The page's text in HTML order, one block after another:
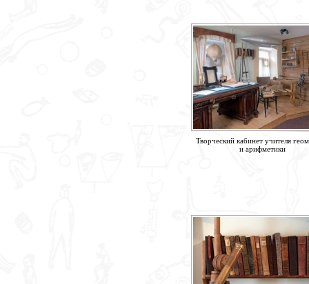
Творческий кабинет учителя
и арифметики